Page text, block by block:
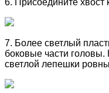
7. Более светлый
боковые части головы.
светлой лепешки